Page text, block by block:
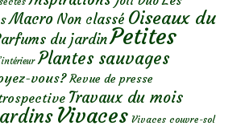
Macro Non classé Oiseaux du
du jardinPetites
Plantes sauvages
vous? Revue de presse
Travaux du mois
Vivaces Vivaces couvre-sol